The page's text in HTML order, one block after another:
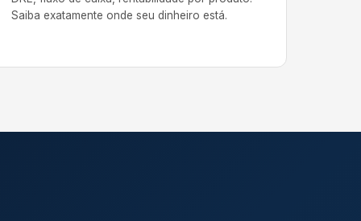
Saiba exatamente onde seu dinheiro está.